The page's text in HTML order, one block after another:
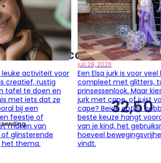
leuke activiteit voor
creatief, rustig
tafel te doen en
met iets dat ze
bij een
feestje of
maken van
glinsterende
het thema.
juli 28, 2026
Een Elsa jurk is voor
compleet met glitters,
prinsessenlook. Maar
jurk met cape, of juist
cape? Beide opties
beste keuze hangt
van je kind, het
hoeveel
vindt.
+ accessoires
32,50